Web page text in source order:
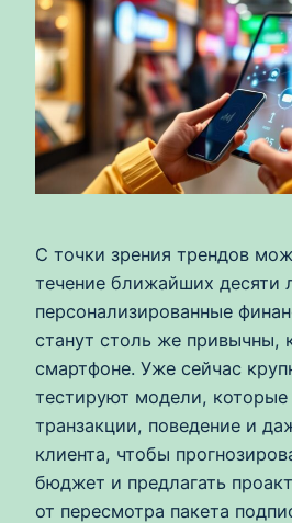
С точки зрения трендов
течение ближайших десяти
персонализированные
станут столь же привычны,
смартфоне. Уже сейчас
тестируют модели, которые
транзакции, поведение и
клиента, чтобы
бюджет и предлагать
от пересмотра пакета